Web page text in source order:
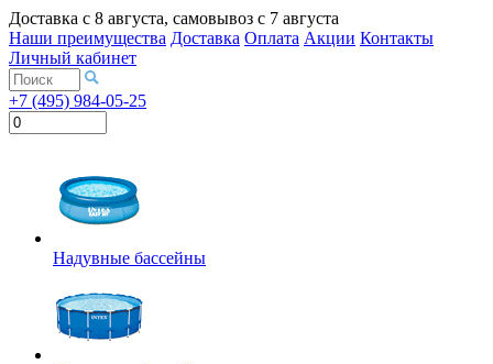
Доставка с 8 августа, самовывоз с 7 августа
Наши преимущества Доставка Оплата Акции Контакты
Личный кабинет
+7 (495) 984-05-25
Надувные бассейны